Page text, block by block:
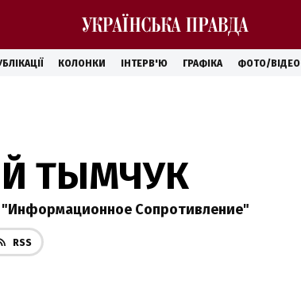
КОЛОНКИ ІНТЕРВ'Ю ГРАФІКА ФОТО/ВІДЕО
ТЫМЧУК
Сопротивление"
RSS